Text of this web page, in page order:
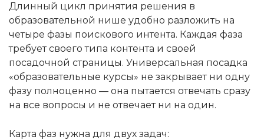
Длинный цикл принятия решения в
образовательной нише удобно разложить на
четыре фазы поискового интента. Каждая фаза
требует своего типа контента и своей
посадочной страницы. Универсальная посадка
«образовательные курсы» не закрывает ни одну
фазу полноценно — она пытается отвечать сразу
на все вопросы и не отвечает ни на один.
Карта фаз нужна для двух задач: